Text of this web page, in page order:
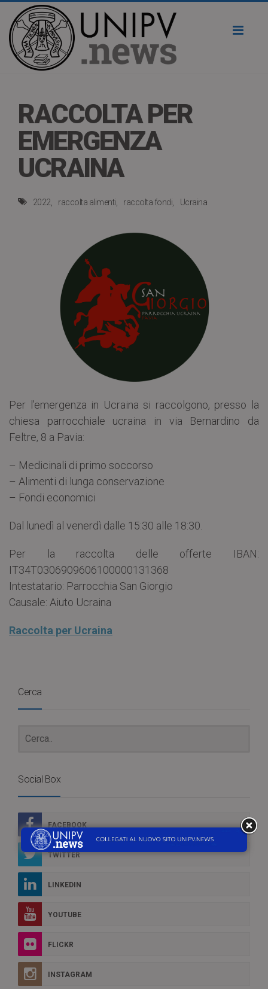
RACCOLTA PER
EMERGENZA
UCRAINA
2022 raccolta alimenti raccolta fondi Ucraina
Per l’emergenza in Ucraina si raccolgono, presso la
chiesa parrocchiale ucraina in via Bernardino da
Feltre, 8 a Pavia:
– Medicinali di primo soccorso
– Alimenti di lunga conservazione
– Fondi economici
Dal lunedì al venerdì dalle 15:30 alle 18:30.
Per la raccolta delle offerte IBAN:
IT34T0306909606100000131368
Intestatario: Parrocchia San Giorgio
Causale: Aiuto Ucraina
Raccolta per Ucraina
Cerca
Social Box
FACEBOOK
TWITTER
LINKEDIN
YOUTUBE
FLICKR
INSTAGRAM